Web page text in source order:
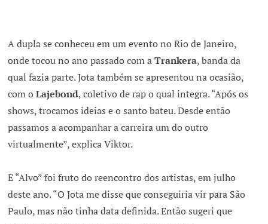
A dupla se conheceu em um evento no Rio de Janeiro,
onde tocou no ano passado com aTrankera, banda da
qual fazia parte. Jota também se apresentou na ocasião,
com oLajebond, coletivo de rap o qual integra. “Após os
shows, trocamos ideias e o santo bateu. Desde então
passamos a acompanhar a carreira um do outro
virtualmente”, explica Viktor.
E “Alvo” foi fruto do reencontro dos artistas, em julho
deste ano. “O Jota me disse que conseguiria vir para São
Paulo, mas não tinha data definida. Então sugeri que